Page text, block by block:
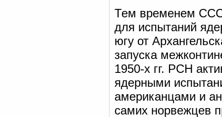
Тем временем
для испытаний
югу от
запуска
1950-х гг. РСН
ядерными
американцами и
самих норвежцев